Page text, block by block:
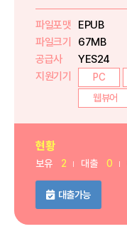
파일포맷
EPUB
파일크기
67MB
공급사
YES24
지원기기
PC
웹뷰어
현황
보유 2 대출 0
대출가능